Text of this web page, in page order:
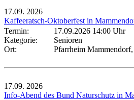
17.09. 2026
Kaffeeratsch-Oktoberfest in
Termin:
17.09.2026 14:00 Uhr
Kategorie:
Senioren
Ort:
Pfarrheim
17.09. 2026
Info-Abend des Bund Naturschutz in